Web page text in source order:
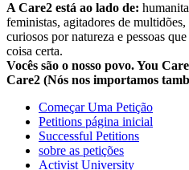
A Care2 está ao lado de:
feministas, agitadores de
curiosos por natureza e pessoas
coisa certa.
Vocês são o nosso povo. You
Care2 (Nós nos importamos
Começar Uma Petição
Petitions página inicial
Successful Petitions
sobre as petições
Activist University